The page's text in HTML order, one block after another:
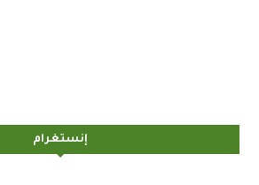
إنستغرام